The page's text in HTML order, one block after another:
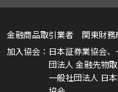
金融商品取引業者 関東財務
日本証券業協会
団法人 金融先物取
一般社団法人 日